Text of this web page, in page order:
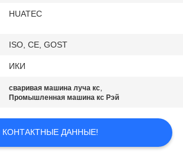
HUATEC
ISO, CE, GOST
ИКИ
сваривая машина луча кс,
Промышленная машина кс Рэй
КОНТАКТНЫЕ ДАННЫЕ!